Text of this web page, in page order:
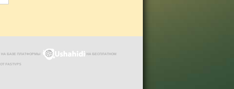
НА БАЗЕ ПЛАТФОРМЫ НА БЕСПЛАТНОМ
FASTVPS